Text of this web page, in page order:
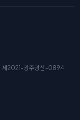
제2021-광주광산-0894